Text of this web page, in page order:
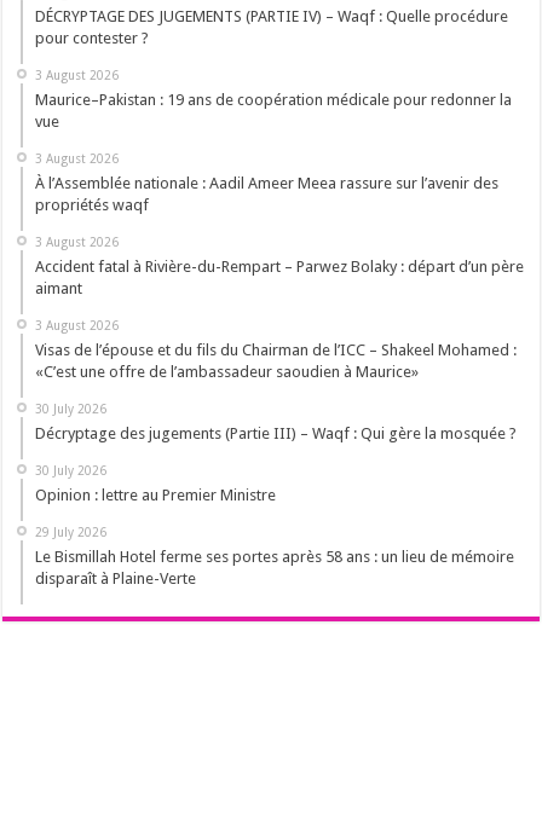
DÉCRYPTAGE DES JUGEMENTS (PARTIE IV) – Waqf : Quelle procédure
pour contester ?
3 August 2026
Maurice–Pakistan : 19 ans de coopération médicale pour redonner la
vue
3 August 2026
À l’Assemblée nationale : Aadil Ameer Meea rassure sur l’avenir des
propriétés waqf
3 August 2026
Accident fatal à Rivière-du-Rempart – Parwez Bolaky : départ d’un père
aimant
3 August 2026
Visas de l’épouse et du fils du Chairman de l’ICC – Shakeel Mohamed :
«C’est une offre de l’ambassadeur saoudien à Maurice»
30 July 2026
Décryptage des jugements (Partie III) – Waqf : Qui gère la mosquée ?
30 July 2026
Opinion : lettre au Premier Ministre
29 July 2026
Le Bismillah Hotel ferme ses portes après 58 ans : un lieu de mémoire
disparaît à Plaine-Verte